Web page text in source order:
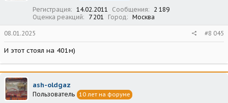
Регистрация 14.02.2011 Сообщения
2 189
Оценка реакций
7 201 Город Москва
08.01.2025 #8 045
И этот стоял на 401м)
ash-oldgaz
Пользователь 10 лет на форуме